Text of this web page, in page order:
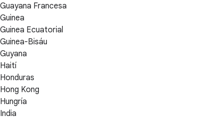
Guayana Francesa
Guinea
Guinea Ecuatorial
Guinea-Bisáu
Guyana
Haití
Honduras
Hong Kong
Hungría
India